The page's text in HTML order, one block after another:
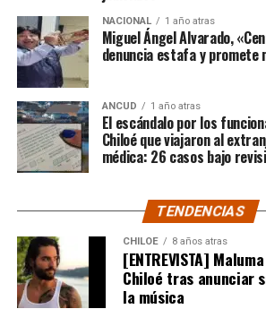
Santiago y que estaba afectando a
nuestra provincia.
dictamen de Contraloría General
deja sin efecto esa resolución y va a
nuevamente que todas las carpetas
de títulos de dominios sobre la
vuelvan a seguir su tramitación y
título de dominio”,expresó el
Recordó que, en un caso puntual, un
comuna de Castro, que tenía un
con todos los antecedentes técnicos,
jurídicos, solo le faltaba la inscripción
de Bienes Raíces, pero su tramitación
NACIONAL 1 año atras
Miguel Ángel Alvarado,
denuncia estafa y
ANCUD 1 año atras
El escándalo por los
Chiloé que viajaron al
médica: 26 casos bajo
TENDENCIAS
CHILOE 8 años atras
[ENTREVISTA]
Chiloé tras anunciar
la música